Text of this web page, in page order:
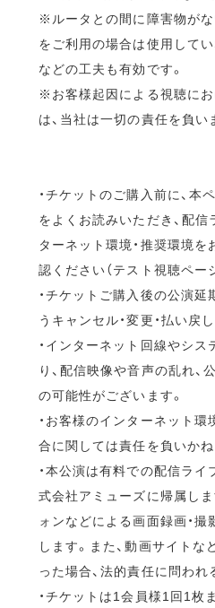
※ルータとの間に障害物が
をご利用の場合は使用して
などの工夫も有効です。
※お客様起因による視聴に
は、当社は一切の責任を負い
・チケットのご購入前に、本
をよくお読みいただき、配
ターネット環境・推奨環境
認ください（テスト視聴ペー
・チケットご購入後の公演延
うキャンセル・変更・払い戻
・インターネット回線やシ
り、配信映像や音声の乱れ、
の可能性がございます。
・お客様のインターネット環
合に関しては責任を負いかね
・本公演は有料での配信ラ
式会社アミューズに帰属しま
ォンなどによる画面録画・撮
します。また、動画サイトな
った場合、法的責任に問われ
・チケットは1会員様1回1枚